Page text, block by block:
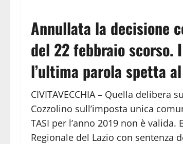
Annullata la decisione
del 22 febbraio
l’ultima parola spetta
CIVITAVECCHIA – Quella delibera
Cozzolino sull’imposta unica
TASI per l’anno 2019 non è
Regionale del Lazio con sentenza